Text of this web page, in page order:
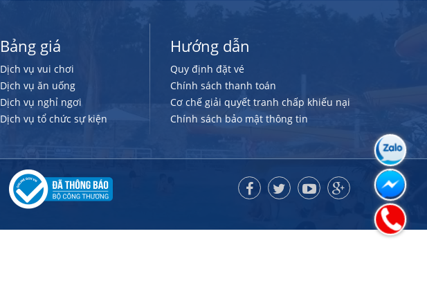
Bảng giá
Dịch vụ vui chơi
Dịch vụ ăn uống
Dịch vụ nghỉ ngơi
Dịch vụ tổ chức sự kiện
Hướng dẫn
Quy định đặt vé
Chính sách thanh toán
Cơ chế giải quyết tranh chấp khiếu nại
Chính sách bảo mật thông tin